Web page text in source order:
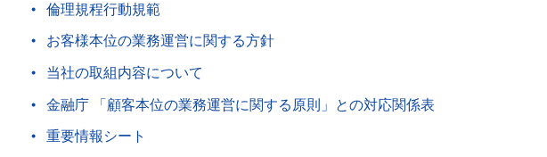
倫理規程行動規範
お客様本位の業務運営に関する方針
当社の取組内容について
金融庁 「顧客本位の業務運営に関する原則」との対応関係表
重要情報シート